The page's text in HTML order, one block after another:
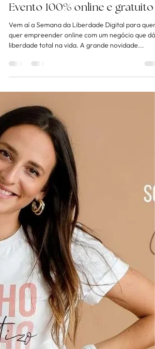
Semana da Liberdade Digital -
Evento 100% online e gratuito
Vem aí a Semana da Liberdade Digital para quem
liberdade total na vida. A grande novidade...